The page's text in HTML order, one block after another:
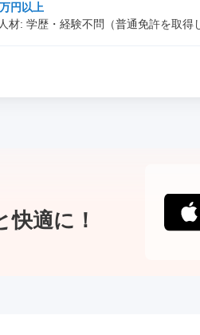
円以上
材: 学歴・経験不問（普通免許を取得
適に！